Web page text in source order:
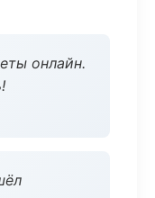
онлайн.